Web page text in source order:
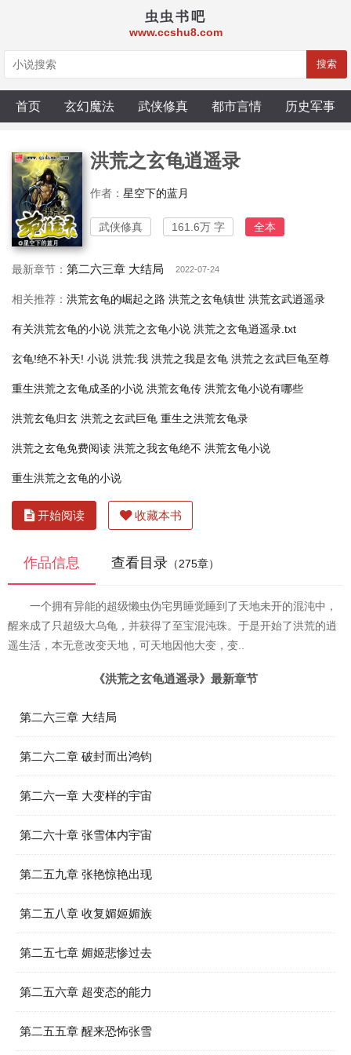
虫虫书吧
www.ccshu8.com
搜索
首页 玄幻魔法 武侠修真 都市言情 历史军事
洪荒之玄龟逍遥录
作者： 星空下的蓝月
武侠修真 161.6万 字 全本
最新章节： 第二六三章 大结局 2022-07-24
相关推荐： 洪荒玄龟的崛起之路 洪荒之玄龟镇世 洪荒玄武逍遥录
有关洪荒玄龟的小说 洪荒之玄龟小说 洪荒之玄龟逍遥录.txt
玄龟!绝不补天! 小说 洪荒:我 洪荒之我是玄龟 洪荒之玄武巨龟至尊
重生洪荒之玄龟成圣的小说 洪荒玄龟传 洪荒玄龟小说有哪些
洪荒玄龟归玄 洪荒之玄武巨龟 重生之洪荒玄龟录
洪荒之玄龟免费阅读 洪荒之我玄龟绝不 洪荒玄龟小说
重生洪荒之玄龟的小说
开始阅读 收藏本书
作品信息 查看目录 （275章）
一个拥有异能的超级懒虫伪宅男睡觉睡到了天地未开的混沌中，
醒来成了只超级大乌龟，并获得了至宝混沌珠。于是开始了洪荒的逍
遥生活，本无意改变天地，可天地因他大变，变..
《洪荒之玄龟逍遥录》最新章节
第二六三章 大结局
第二六二章 破封而出鸿钧
第二六一章 大变样的宇宙
第二六十章 张雪体内宇宙
第二五九章 张艳惊艳出现
第二五八章 收复媚姬媚族
第二五七章 媚姬悲惨过去
第二五六章 超变态的能力
第二五五章 醒来恐怖张雪